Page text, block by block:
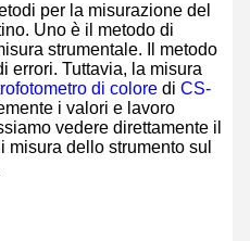
per la misurazione del
Uno è il metodo di
strumentale. Il metodo
errori. Tuttavia, la misura
di colore di CS-
i valori e lavoro
vedere direttamente il
dello strumento sul